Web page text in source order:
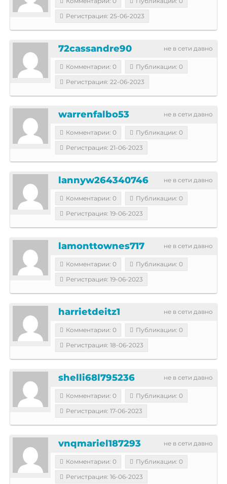
Регистрация: 25-06-2023
не в сети давно
72cassandre90
Комментарии: 0
Публикации: 0
Регистрация: 22-06-2023
не в сети давно
warrenfalbo53
Комментарии: 0
Публикации: 0
Регистрация: 21-06-2023
не в сети давно
lannyw264340746
Комментарии: 0
Публикации: 0
Регистрация: 19-06-2023
не в сети давно
lamonttownes717
Комментарии: 0
Публикации: 0
Регистрация: 19-06-2023
не в сети давно
harrietdeitz1
Комментарии: 0
Публикации: 0
Регистрация: 18-06-2023
не в сети давно
shelli68l795236
Комментарии: 0
Публикации: 0
Регистрация: 17-06-2023
не в сети давно
vnqmariel187293
Комментарии: 0
Публикации: 0
Регистрация: 16-06-2023